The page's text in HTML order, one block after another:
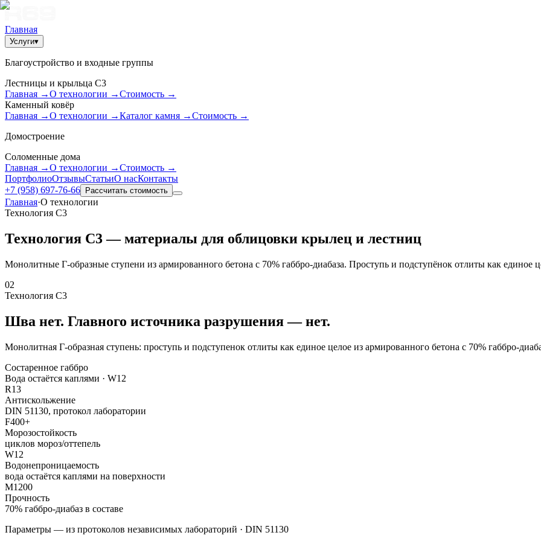
Главная
Услуги▾
Благоустройство и входные группы
Лестницы и крыльца С3
Главная →О технологии →Стоимость →
Каменный ковёр
Главная →О технологии →Каталог камня →Стоимость →
Домостроение
Соломенные дома
Главная →О технологии →Стоимость →
ПортфолиоОтзывыСтатьиО насКонтакты
+7 (958) 697-76-66
Рассчитать стоимость
Главная·О технологии
Технология С3
Технология С3 — материалы для облицовки крылец и лестниц
Монолитные Г-образные ступени из армированного бетона с 70% габбро-диабаза. Проступь и подступёнок отлиты как единое
02
Технология С3
Шва нет. Главного источника разрушения — нет.
Монолитная Г-образная ступень: проступь и подступенок отлиты как единое целое из армированного бетона с 70% габбро-
Состаренное габбро
Вода остаётся каплями · W12
R13
Антискольжение
DIN 51130, протокол лаборатории
F400+
Морозостойкость
циклов мороз/оттепель
W12
Водонепроницаемость
вода остаётся каплями на поверхности
M1200
Прочность
70% габбро-диабаз в составе
Параметры — из протоколов независимых лабораторий · DIN 51130